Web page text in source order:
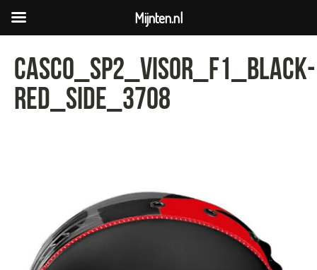
Casco_SP2_Visor_F1_Black-
Red_Side_3708
Mijnten.nl